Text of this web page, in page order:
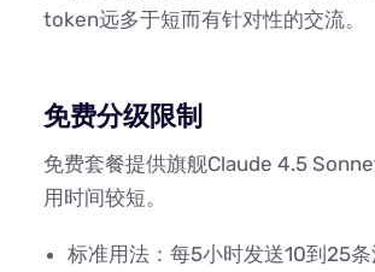
token远多于短而有针对性的交流。
免费分级限制
免费套餐提供旗舰Claude 4.5
用时间较短。
标准用法：每5小时发送10到25条